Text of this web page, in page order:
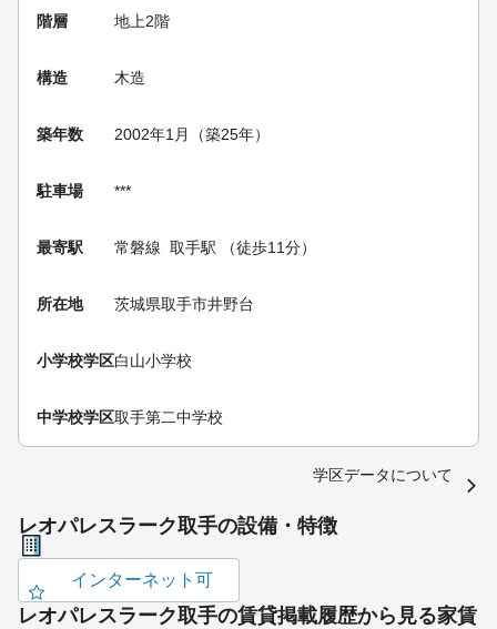
階層 地上2階
構造 木造
築年数 2002年1月（築25年）
駐車場 ***
最寄駅 常磐線 取手駅 （徒歩11分）
所在地 茨城県取手市井野台
小学校学区白山小学校
中学校学区取手第二中学校
学区データについて
レオパレスラーク取手の設備・特徴
インターネット可
レオパレスラーク取手の賃貸掲載履歴から見る家賃